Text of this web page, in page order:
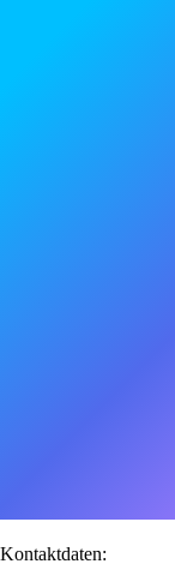
Kontaktdaten: